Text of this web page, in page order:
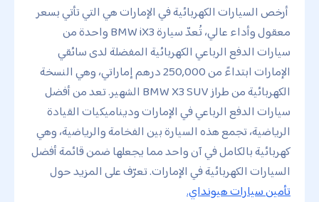
أرخص السيارات الكهربائية في الإمارات هي التي تأتي بسعر
معقول وأداء عالي، تُعدّ سيارة BMW iX3 واحدة من
سيارات الدفع الرباعي الكهربائية المفضلة لدى سائقي
الإمارات ابتداءً من 250,000 درهم إماراتي، وهي النسخة
الكهربائية من طراز BMW X3 SUV الشهير. تعد من أفضل
سيارات الدفع الرباعي في الإمارات وديناميكيات القيادة
الرياضية، تجمع هذه السيارة بين الفخامة والرياضية، وهي
كهربائية بالكامل في آن واحد مما يجعلها ضمن قائمة أفضل
السيارات الكهربائية في الإمارات. تعرّف على المزيد حول
تأمين سيارات هيونداي.